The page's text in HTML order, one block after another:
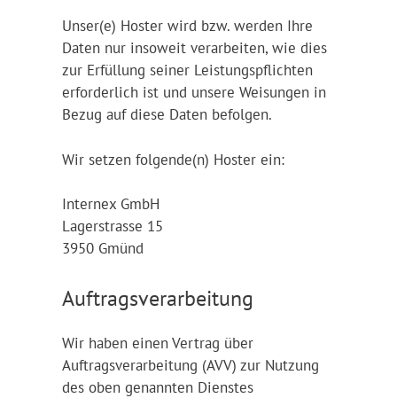
Unser(e) Hoster wird bzw. werden Ihre
Daten nur insoweit verarbeiten, wie dies
zur Erfüllung seiner Leistungspflichten
erforderlich ist und unsere Weisungen in
Bezug auf diese Daten befolgen.
Wir setzen folgende(n) Hoster ein:
Internex GmbH
Lagerstrasse 15
3950 Gmünd
Auftragsverarbeitung
Wir haben einen Vertrag über
Auftragsverarbeitung (AVV) zur Nutzung
des oben genannten Dienstes